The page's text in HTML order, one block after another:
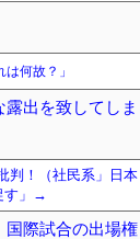
何故？」
露出を致してしま
判！（社民系」日本
す」→
国際試合の出場権